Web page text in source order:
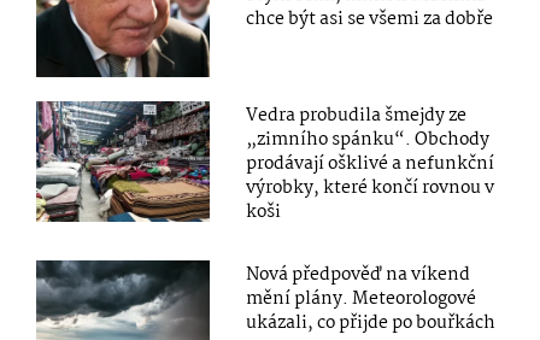
chce být asi se všemi za dobře
Vedra probudila šmejdy ze
„zimního spánku“. Obchody
prodávají ošklivé a nefunkční
výrobky, které končí rovnou v
koši
Nová předpověď na víkend
mění plány. Meteorologové
ukázali, co přijde po bouřkách